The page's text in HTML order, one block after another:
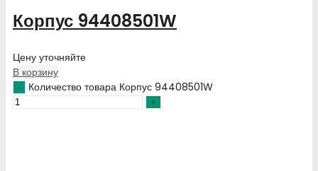
Корпус 94408501W
Цену уточняйте
В корзину
Количество товара Корпус 94408501W